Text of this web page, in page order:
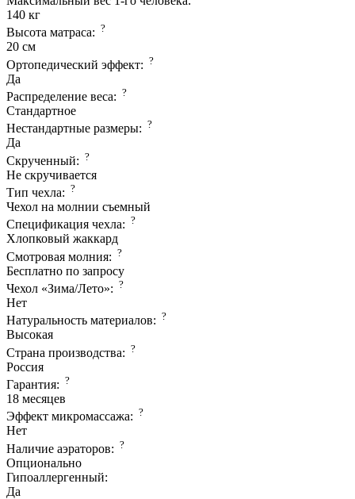
140 кг
Высота матраса: ?
20 см
Ортопедический эффект: ?
Да
Распределение веса: ?
Стандартное
Нестандартные размеры: ?
Да
Скрученный: ?
Не скручивается
Тип чехла: ?
Чехол на молнии съемный
Спецификация чехла: ?
Хлопковый жаккард
Смотровая молния: ?
Бесплатно по запросу
Чехол «Зима/Лето»: ?
Нет
Натуральность материалов: ?
Высокая
Страна производcтва: ?
Россия
Гарантия: ?
18 месяцев
Эффект микромассажа: ?
Нет
Наличие аэраторов: ?
Опционально
Гипоаллергенный:
Да